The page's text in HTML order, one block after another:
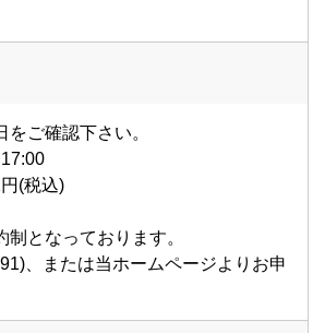
をご確認下さい。
(税込)
となっております。
、または当ホームページよりお申